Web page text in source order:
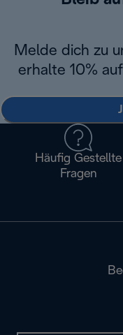
Melde dich zu
erhalte 10%
Häufig Gestellte
Fragen